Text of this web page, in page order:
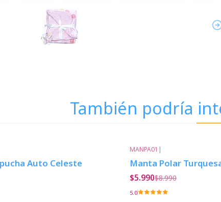
También podría
Auto Celeste
MANPA01 |
Manta Polar
$5.990$8.990
5.0